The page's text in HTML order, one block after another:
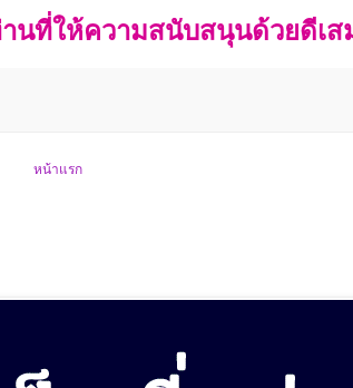
ที่ให้ความสนับสนุนด้วยดีเส
หน้าแรก